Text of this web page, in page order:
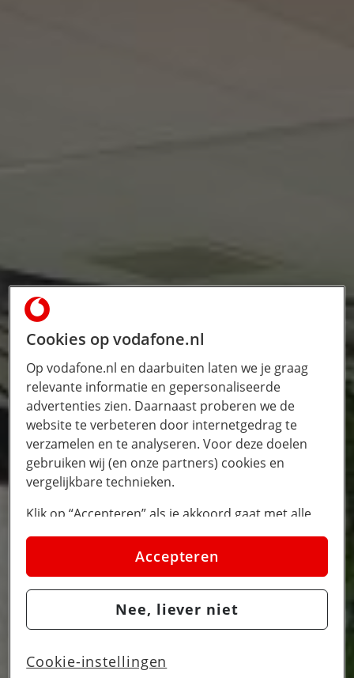
Cookies op vodafone.nl
Op vodafone.nl en daarbuiten laten we je graag
relevante informatie en gepersonaliseerde
advertenties zien. Daarnaast proberen we de
website te verbeteren door internetgedrag te
verzamelen en te analyseren. Voor deze doelen
gebruiken wij (en onze partners) cookies en
vergelijkbare technieken.
Klik op “Accepteren” als je akkoord gaat met alle
cookies. Kies je voor “Nee, liever niet”, dan
plaatsen we alleen strikt noodzakelijke cookies om
de website goed te laten werken. Dat betekent dat
we geen vormen van personalisatie toepassen.
Via cookie instellingen kan je zelf bepalen welke
wijzigen of intrekken op de
Accepteren
Nee, liever niet
Cookie-instellingen